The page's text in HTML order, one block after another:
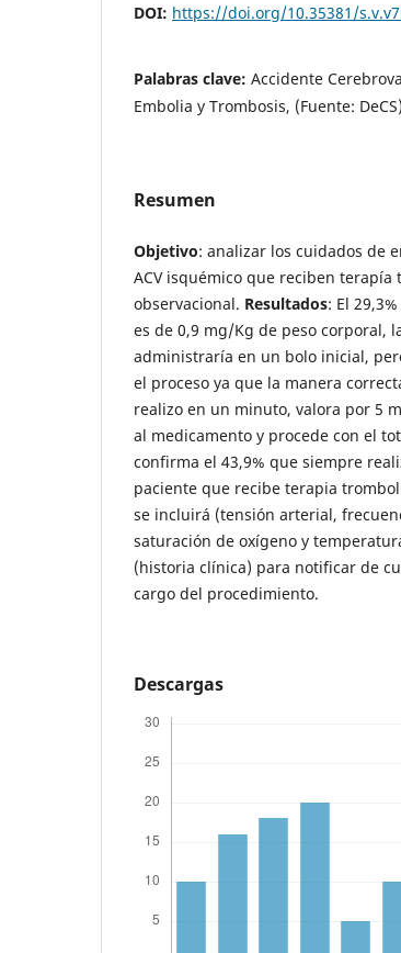
DOI: https://doi.org/10.35381/
Palabras clave: Accidente
Embolia y Trombosis, (Fuente: DeCS)
Resumen
Objetivo: analizar los cuidados de
ACV isquémico que reciben terapía
observacional. Resultados: El
es de 0,9 mg/Kg de peso corporal,
administraría en un bolo inicial,
el proceso ya que la manera
realizo en un minuto, valora por 5
al medicamento y procede con el
confirma el 43,9% que siempre
paciente que recibe terapia
se incluirá (tensión arterial,
saturación de oxígeno y
(historia clínica) para notificar de
cargo del procedimiento.
Descargas